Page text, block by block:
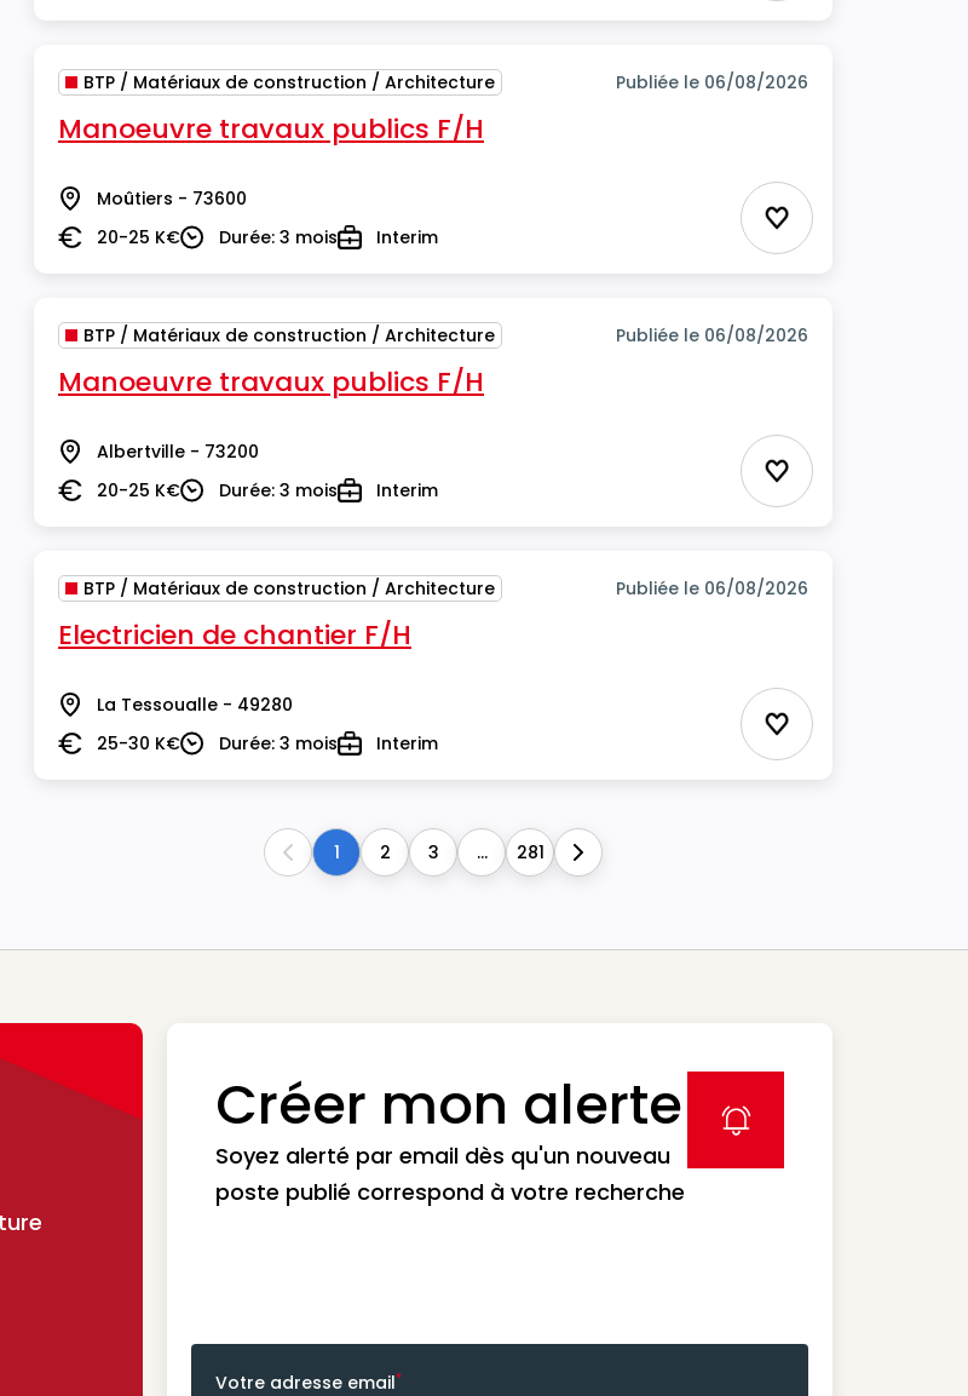
BTP / Matériaux de construction / Architecture Publiée le 06/08/2026
Manoeuvre travaux publics F/H
Lieu Moûtiers - 73600
Salaire20-25 K€DuréeDurée: 3 moisTypeInterim Ajouter aux
BTP / Matériaux de construction / Architecture Publiée le 06/08/2026
Manoeuvre travaux publics F/H
Lieu Albertville - 73200
Salaire20-25 K€DuréeDurée: 3 moisTypeInterim Ajouter aux
BTP / Matériaux de construction / Architecture Publiée le 06/08/2026
Electricien de chantier F/H
Lieu La Tessoualle - 49280
Salaire25-30 K€DuréeDurée: 3 moisTypeInterim Ajouter aux
Previous
1 2 3 ... 281 Next
Créer mon alerte
Soyez alerté par email dès qu'un nouveau
poste publié correspond à votre recherche
label icon
Votre adresse email*